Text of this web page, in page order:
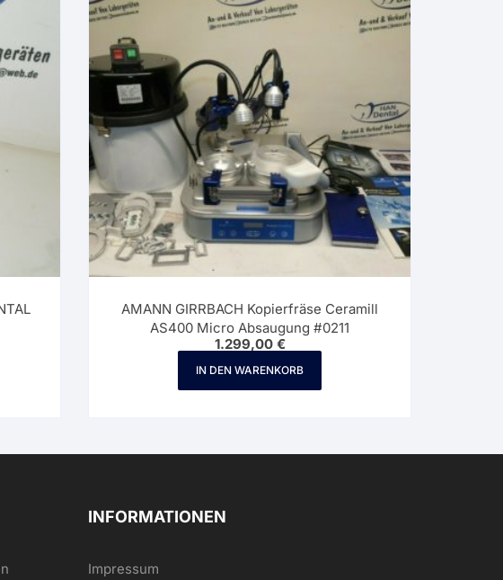
AMANN GIRRBACH Kopierfräse Ceramill
AS400 Micro Absaugung #0211
1.299,00 €
IN DEN WARENKORB
INFORMATIONEN
Impressum